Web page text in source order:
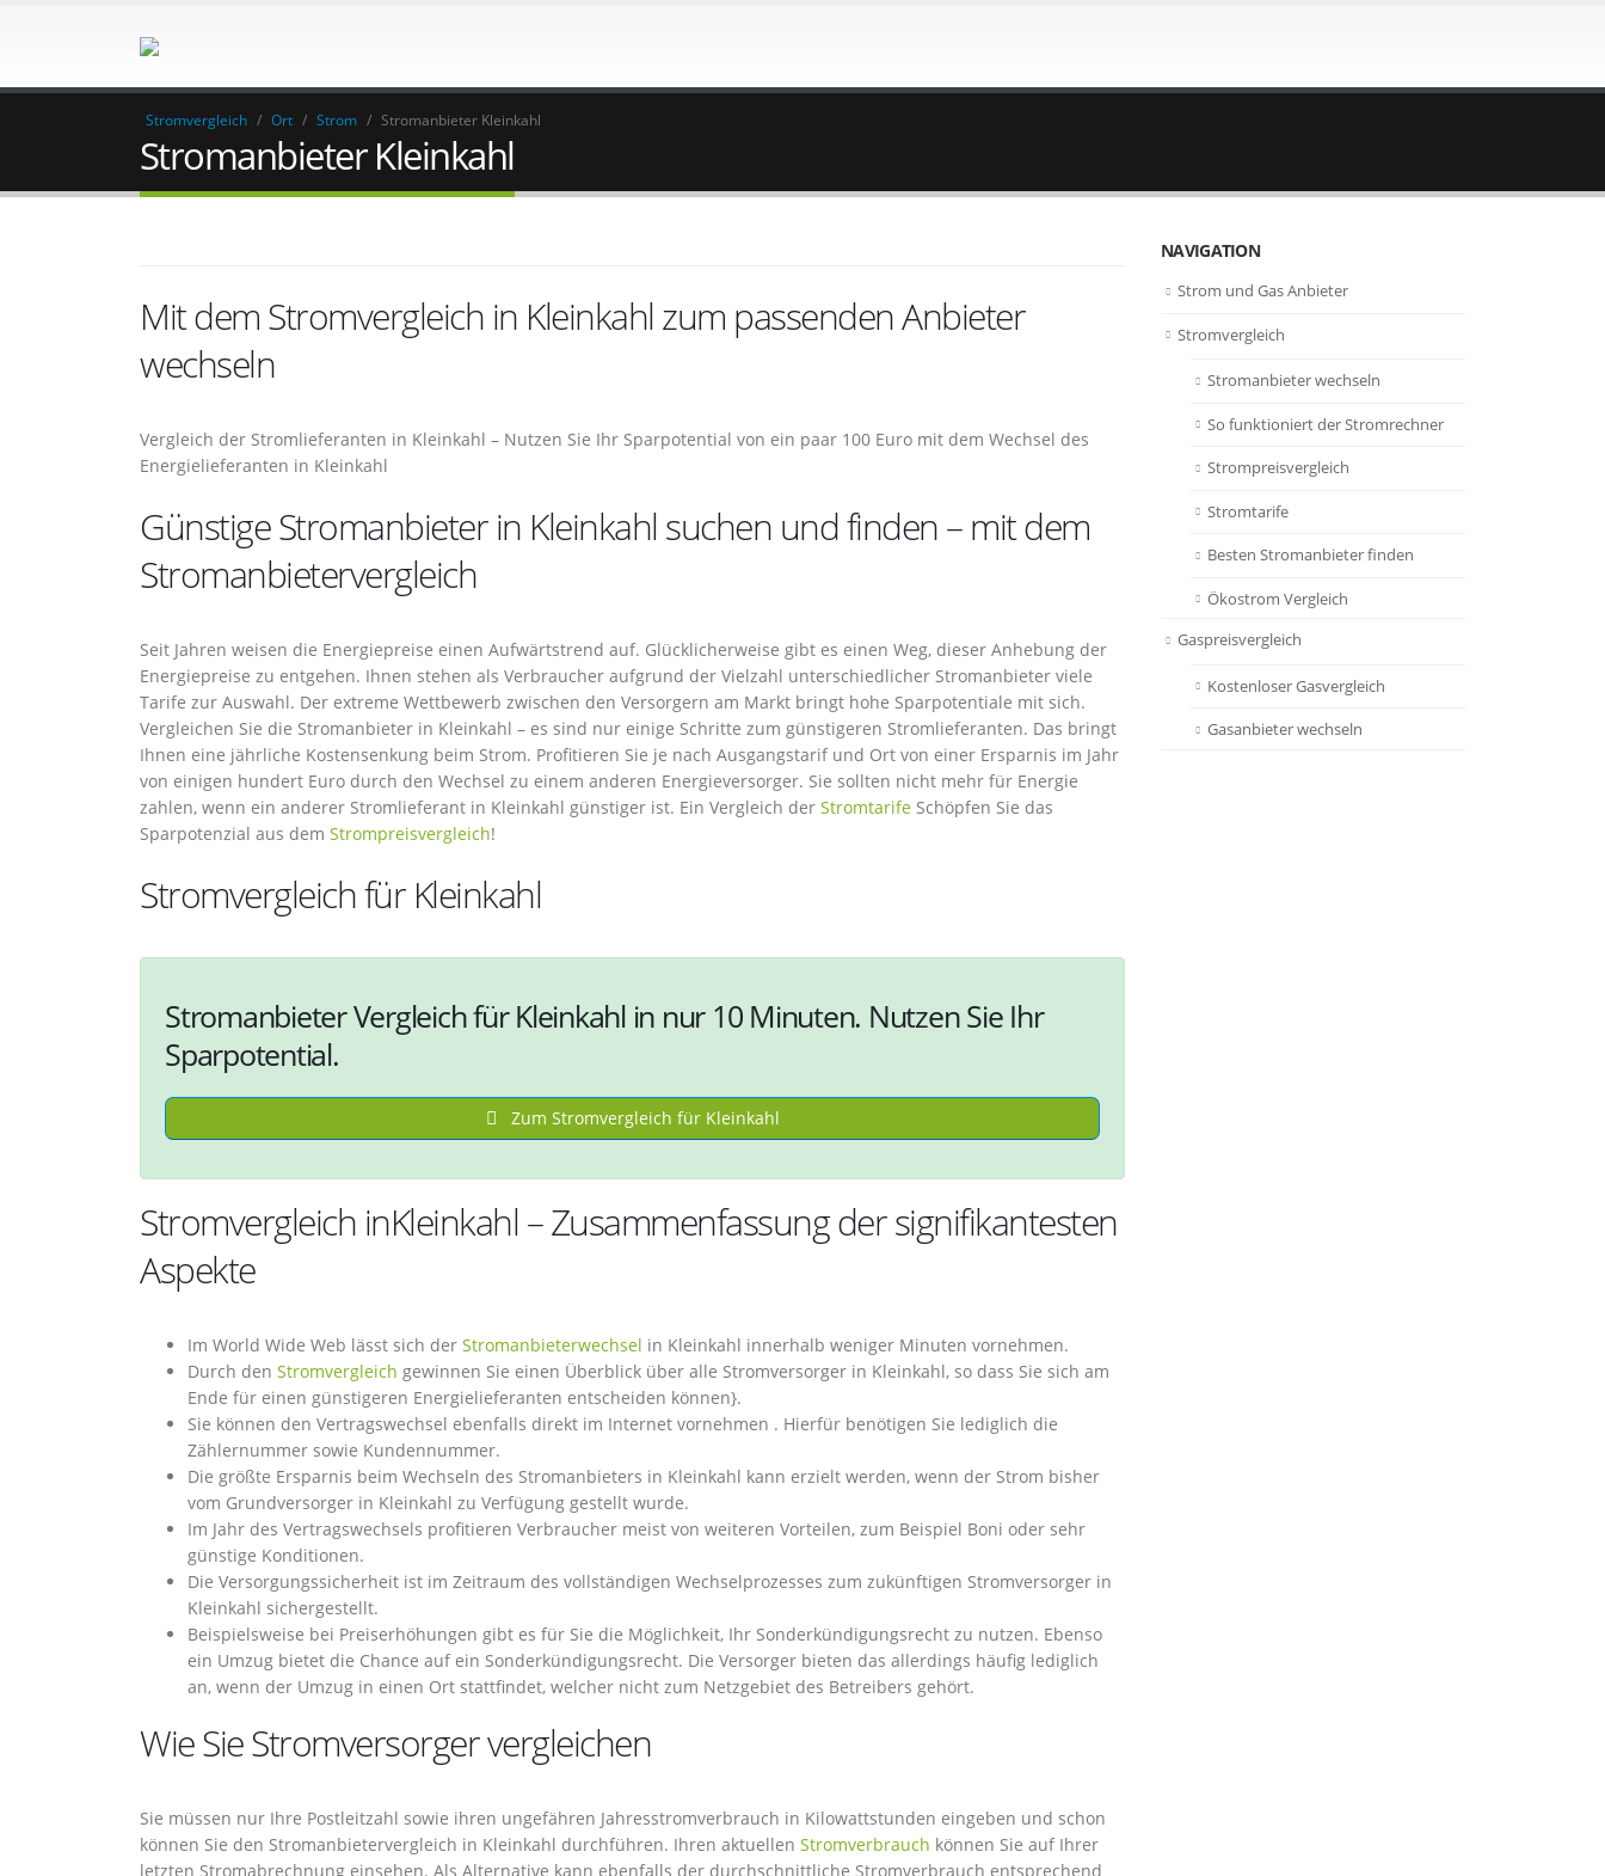
Stromvergleich / Ort / Strom / Stromanbieter Kleinkahl
Stromanbieter Kleinkahl
Mit dem Stromvergleich in Kleinkahl zum passenden Anbieter
wechseln
Vergleich der Stromlieferanten in Kleinkahl – Nutzen Sie Ihr Sparpotential von ein paar 100 Euro mit dem Wechsel des
Energielieferanten in Kleinkahl
Günstige Stromanbieter in Kleinkahl suchen und finden – mit dem
Stromanbietervergleich
Seit Jahren weisen die Energiepreise einen Aufwärtstrend auf. Glücklicherweise gibt es einen Weg, dieser Anhebung der
Energiepreise zu entgehen. Ihnen stehen als Verbraucher aufgrund der Vielzahl unterschiedlicher Stromanbieter viele
Tarife zur Auswahl. Der extreme Wettbewerb zwischen den Versorgern am Markt bringt hohe Sparpotentiale mit sich.
Vergleichen Sie die Stromanbieter in Kleinkahl – es sind nur einige Schritte zum günstigeren Stromlieferanten. Das bringt
Ihnen eine jährliche Kostensenkung beim Strom. Profitieren Sie je nach Ausgangstarif und Ort von einer Ersparnis im Jahr
von einigen hundert Euro durch den Wechsel zu einem anderen Energieversorger. Sie sollten nicht mehr für Energie
zahlen, wenn ein anderer Stromlieferant in Kleinkahl günstiger ist. Ein Vergleich der Stromtarife Schöpfen Sie das
Sparpotenzial aus dem Strompreisvergleich!
Stromvergleich für Kleinkahl
Stromanbieter Vergleich für Kleinkahl in nur 10 Minuten. Nutzen Sie Ihr
Sparpotential.
Zum Stromvergleich für Kleinkahl
Stromvergleich inKleinkahl – Zusammenfassung der signifikantesten
Aspekte
Im World Wide Web lässt sich der Stromanbieterwechsel in Kleinkahl innerhalb weniger Minuten vornehmen.
Durch den Stromvergleich gewinnen Sie einen Überblick über alle Stromversorger in Kleinkahl, so dass Sie sich am
Ende für einen günstigeren Energielieferanten entscheiden können}.
Sie können den Vertragswechsel ebenfalls direkt im Internet vornehmen . Hierfür benötigen Sie lediglich die
Zählernummer sowie Kundennummer.
Die größte Ersparnis beim Wechseln des Stromanbieters in Kleinkahl kann erzielt werden, wenn der Strom bisher
vom Grundversorger in Kleinkahl zu Verfügung gestellt wurde.
Im Jahr des Vertragswechsels profitieren Verbraucher meist von weiteren Vorteilen, zum Beispiel Boni oder sehr
günstige Konditionen.
Die Versorgungssicherheit ist im Zeitraum des vollständigen Wechselprozesses zum zukünftigen Stromversorger in
Kleinkahl sichergestellt.
Beispielsweise bei Preiserhöhungen gibt es für Sie die Möglichkeit, Ihr Sonderkündigungsrecht zu nutzen. Ebenso
ein Umzug bietet die Chance auf ein Sonderkündigungsrecht. Die Versorger bieten das allerdings häufig lediglich
an, wenn der Umzug in einen Ort stattfindet, welcher nicht zum Netzgebiet des Betreibers gehört.
Wie Sie Stromversorger vergleichen
Sie müssen nur Ihre Postleitzahl sowie ihren ungefähren Jahresstromverbrauch in Kilowattstunden eingeben und schon
können Sie den Stromanbietervergleich in Kleinkahl durchführen. Ihren aktuellen Stromverbrauch können Sie auf Ihrer
letzten Stromabrechnung einsehen. Als Alternative kann ebenfalls der durchschnittliche Stromverbrauch entsprechend
NAVIGATION
Strom und Gas Anbieter
Stromvergleich
Stromanbieter wechseln
So funktioniert der Stromrechner
Strompreisvergleich
Stromtarife
Besten Stromanbieter finden
Ökostrom Vergleich
Gaspreisvergleich
Kostenloser Gasvergleich
Gasanbieter wechseln